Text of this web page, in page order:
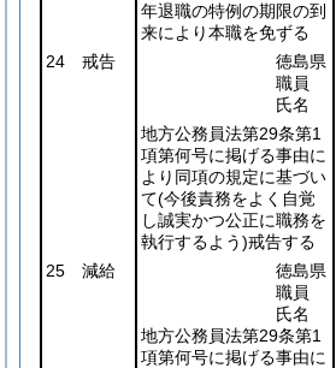
年退職の特例の期限の到
来により本職を免ずる
24 戒告
徳島県
職員
氏名
地方公務員法第29条第1
項第何号に掲げる事由に
より同項の規定に基づい
て(今後責務をよく自覚
し誠実かつ公正に職務を
執行するよう)戒告する
25 減給
徳島県
職員
氏名
地方公務員法第29条第1
項第何号に掲げる事由に